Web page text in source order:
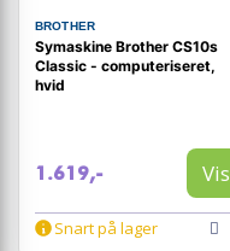
BROTHER
Symaskine Brother CS10s
Classic - computeriseret,
hvid
1.619,- Vis
Snart på lager